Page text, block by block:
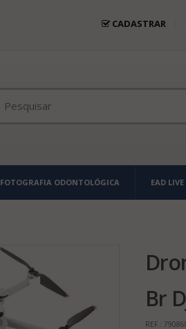
CADASTRAR
FOTOGRAFIA ODONTOLÓGICA EAD
Br
REF.: